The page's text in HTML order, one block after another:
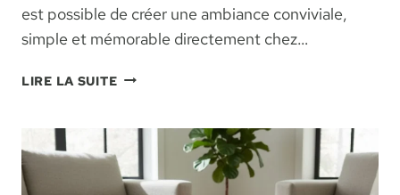
est possible de créer une ambiance conviviale,
simple et mémorable directement chez…
LIRE LA SUITEORGANISER
LA
MAISON